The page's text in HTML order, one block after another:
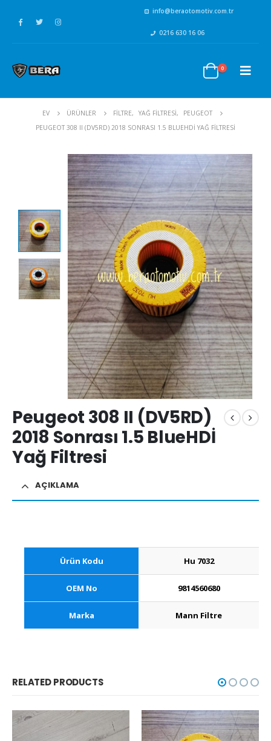
info@beraotomotiv.com.tr
0216 630 16 06
0
EV ÜRÜNLER FİLTRE, YAĞ FİLTRESİ,
PEUGEOT
PEUGEOT 308 II (DV5RD) 2018 SONRASI 1.5 BLUEHDİ YAĞ FILTRESI
Peugeot 308 II (DV5RD)
2018 Sonrası 1.5 BlueHDİ
Yağ Filtresi
AÇIKLAMA
Ürün Kodu Hu 7032
OEM No 9814560680
Marka Mann Filtre
RELATED PRODUCTS